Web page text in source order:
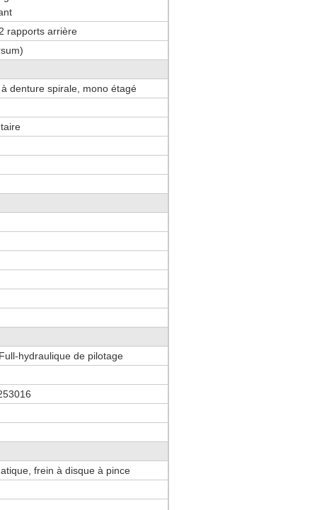
rapports arrière
denture spirale, mono étagé
hydraulique de pilotage
frein à disque à pince